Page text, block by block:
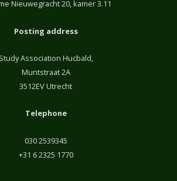
Nieuwegracht 20, kamer 3.11
Posting address
Study Association Hucbald,
Muntstraat 2A
3512EV Utrecht
Telephone
030 2539345
+31 6 2325 1770